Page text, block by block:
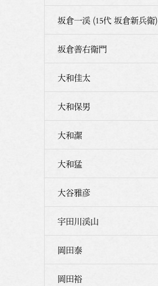
坂倉一渓 (15代 坂倉新兵衛)
坂倉善右衛門
大和佳太
大和保男
大和潔
大和猛
大谷雅彦
宇田川渓山
岡田泰
岡田裕